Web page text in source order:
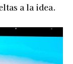
a la idea.